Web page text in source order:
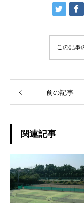
この記事
前の記事
関連記事